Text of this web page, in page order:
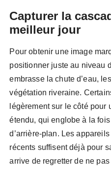
Capturer la
meilleur jour
Pour obtenir une image
positionner juste au niveau
embrasse la chute d’eau,
végétation riveraine.
légèrement sur le côté
étendu, qui englobe à la
d’arrière-plan. Les
récents suffisent déjà pour
arrive de regretter de ne